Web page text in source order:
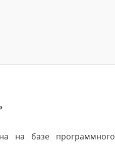
на базе программного